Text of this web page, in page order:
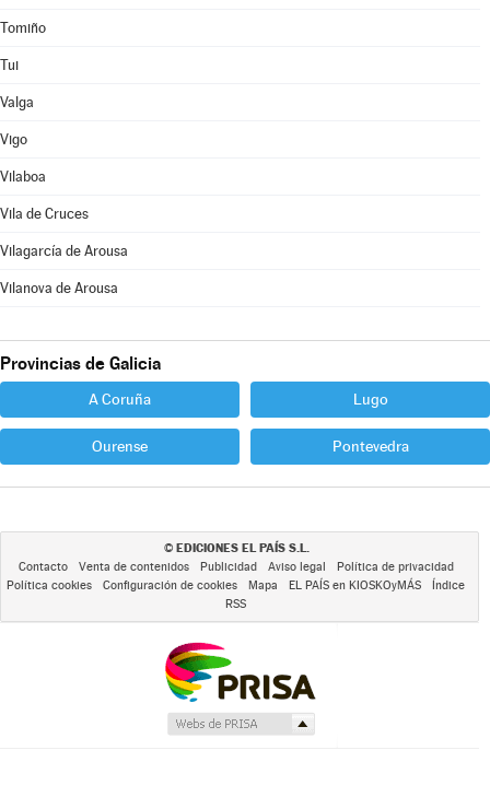
Tomiño
Tui
Valga
Vigo
Vilaboa
Vila de Cruces
Vilagarcía de Arousa
Vilanova de Arousa
Provincias de Galicia
A Coruña Lugo
Ourense Pontevedra
© EDICIONES EL PAÍS S.L.
Contacto Venta de contenidos Publicidad Aviso legal
Política de privacidad
Política cookies
Configuración de cookies Mapa EL PAÍS en KIOSKOyMÁS
Índice
RSS